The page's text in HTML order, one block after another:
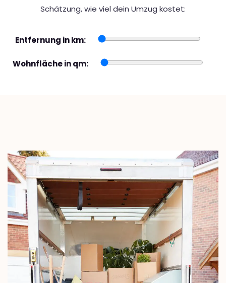
Schätzung, wie viel dein Umzug kostet:
Entfernung in km:
Wohnfläche in qm: